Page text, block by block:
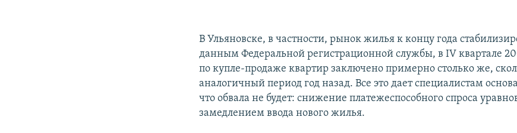
В Ульяновске, в частности, рынок жилья к концу года
данным Федеральной регистрационной службы, в IV квартале
по купле-продаже квартир заключено примерно столько же,
аналогичный период год назад. Все это дает специалистам
что обвала не будет: снижение платежеспособного спроса
замедлением ввода нового жилья.